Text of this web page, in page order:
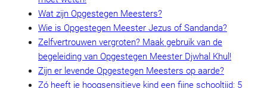
Wat zijn Opgestegen Meesters?
Wie is Opgestegen Meester Jezus of Sandanda?
Zelfvertrouwen vergroten? Maak gebruik van de
begeleiding van Opgestegen Meester Djwhal Khul!
Zijn er levende Opgestegen Meesters op aarde?
Zó heeft je hoogsensitieve kind een fijne schooltijd: 5